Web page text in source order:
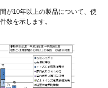
が10年以上の製品について、使
数を示します。